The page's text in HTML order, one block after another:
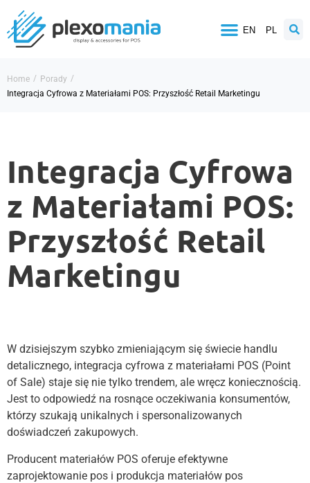
EN PL
Home / Porady /
Integracja Cyfrowa z Materiałami POS: Przyszłość Retail Marketingu
Integracja Cyfrowa
z Materiałami POS:
Przyszłość Retail
Marketingu
W dzisiejszym szybko zmieniającym się świecie handlu
detalicznego, integracja cyfrowa z materiałami POS (Point
of Sale) staje się nie tylko trendem, ale wręcz koniecznością.
Jest to odpowiedź na rosnące oczekiwania konsumentów,
którzy szukają unikalnych i spersonalizowanych
doświadczeń zakupowych.
Producent materiałów POS oferuje efektywne
zaprojektowanie pos i produkcja materiałów pos